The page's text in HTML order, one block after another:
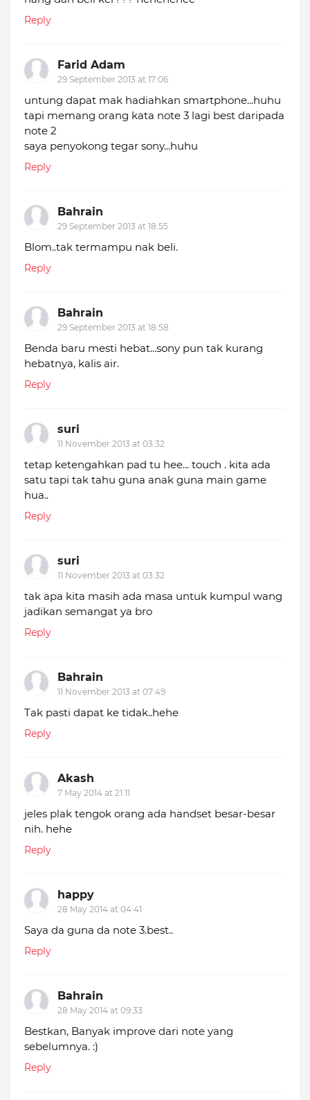
Reply
Farid Adam
29 September 2013 at 17:06
untung dapat mak hadiahkan smartphone...huhu
tapi memang orang kata note 3 lagi best daripada
note 2
saya penyokong tegar sony...huhu
Reply
Bahrain
29 September 2013 at 18:55
Blom..tak termampu nak beli.
Reply
Bahrain
29 September 2013 at 18:58
Benda baru mesti hebat...sony pun tak kurang
hebatnya, kalis air.
Reply
suri
11 November 2013 at 03:32
tetap ketengahkan pad tu hee... touch . kita ada
satu tapi tak tahu guna anak guna main game
hua..
Reply
suri
11 November 2013 at 03:32
tak apa kita masih ada masa untuk kumpul wang
jadikan semangat ya bro
Reply
Bahrain
11 November 2013 at 07:49
Tak pasti dapat ke tidak..hehe
Reply
Akash
7 May 2014 at 21:11
jeles plak tengok orang ada handset besar-besar
nih. hehe
Reply
happy
28 May 2014 at 04:41
Saya da guna da note 3.best..
Reply
Bahrain
28 May 2014 at 09:33
Bestkan, Banyak improve dari note yang
sebelumnya. :)
Reply